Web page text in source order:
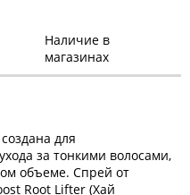
Наличие в
магазинах
для
за тонкими волосами,
объеме. Спрей от
Root Lifter (Хай